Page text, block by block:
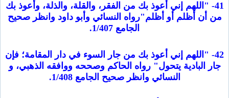
41- "اللهم إني أعوذ بك من الفقر، والقلة، والذلة، وأعوذ بك
من أن أظلم أو أظلم"رواه النسائي وأبو داود وانظر صحيح
الجامع 1/407.
42- "اللهم إني أعوذ بك من جار السوء في دار المقامة؛ فإن
جار البادية يتحول" رواه الحاكم وصححه ووافقه الذهبي، و
النسائي وانظر صحيح الجامع 1/408.